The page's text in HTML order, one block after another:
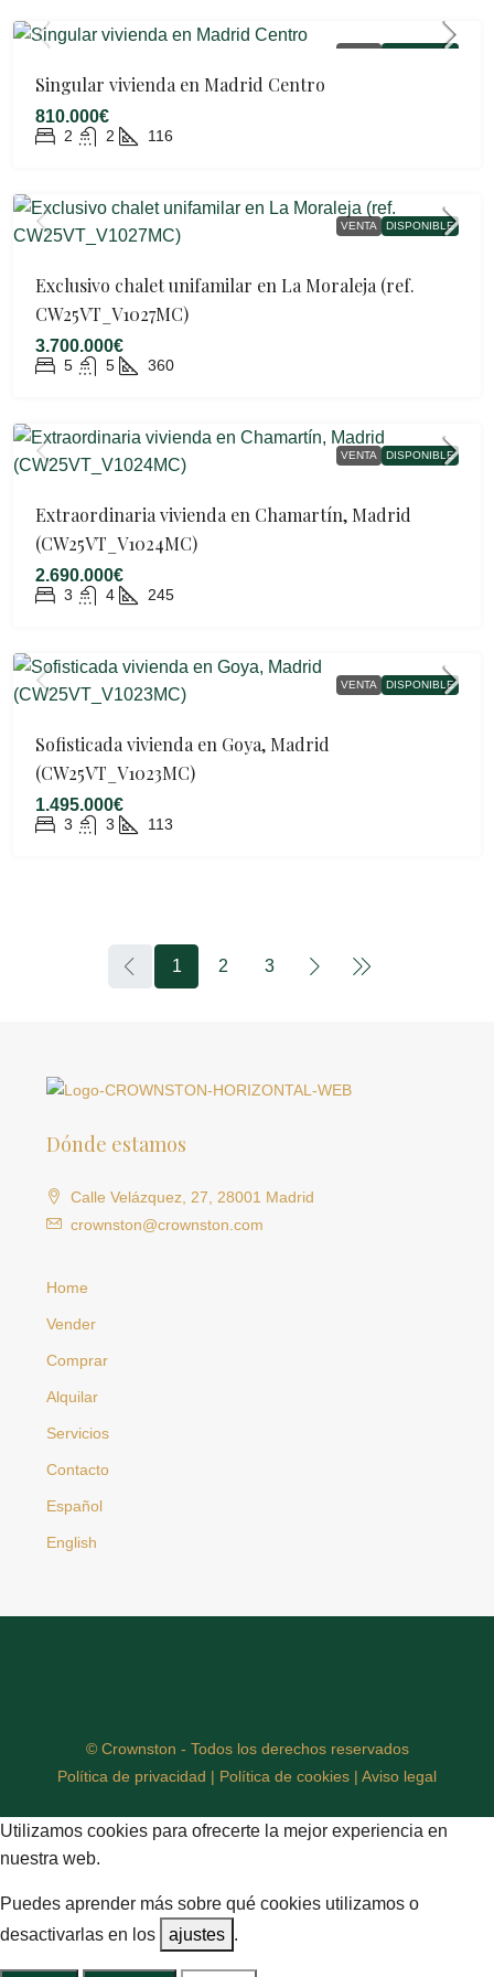
VENTA DISPONIBLE
Singular vivienda en Madrid Centro
810.000€
2 2 116
VENTA DISPONIBLE
Exclusivo chalet unifamilar en La Moraleja (ref.
CW25VT_V1027MC)
3.700.000€
5 5 360
VENTA DISPONIBLE
Extraordinaria vivienda en Chamartín, Madrid
(CW25VT_V1024MC)
2.690.000€
3 4 245
VENTA DISPONIBLE
Sofisticada vivienda en Goya, Madrid
(CW25VT_V1023MC)
1.495.000€
3 3 113
1 2 3
Dónde estamos
Calle Velázquez, 27, 28001 Madrid
crownston@crownston.com
Home
Vender
Comprar
Alquilar
Servicios
Contacto
Español
English
© Crownston - Todos los derechos reservados
Política de privacidad | Política de cookies | Aviso legal
Utilizamos cookies para ofrecerte la mejor experiencia en
nuestra web.
Puedes aprender más sobre qué cookies utilizamos o
desactivarlas en los
ajustes .